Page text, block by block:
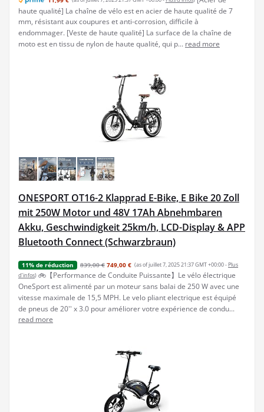
haute qualité] La chaîne de vélo est en acier de haute qualité de 7
mm, résistant aux coupures et anti-corrosion, difficile à
endommager. [Veste de haute qualité] La surface de la chaîne de
moto est en tissu de nylon de haute qualité, qui p... read more
ONESPORT OT16-2 Klapprad E-Bike, E Bike 20 Zoll
mit 250W Motor und 48V 17Ah Abnehmbaren
Akku, Geschwindigkeit 25km/h, LCD-Display & APP
Bluetooth Connect (Schwarzbraun)
11% de réduction 839,00 € 749,00 € (as of juillet 7, 2025 21:37 GMT +00:00 - Plus
d’infos) 🚲【Performance de Conduite Puissante】Le vélo électrique
OneSport est alimenté par un moteur sans balai de 250 W avec une
vitesse maximale de 15,5 MPH. Le velo pliant electrique est équipé
de pneus de 20'' x 3.0 pour améliorer votre expérience de condu...
read more